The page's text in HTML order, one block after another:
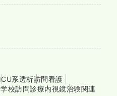
ICU系透析訪問看護
校訪問診療内視鏡治験関連